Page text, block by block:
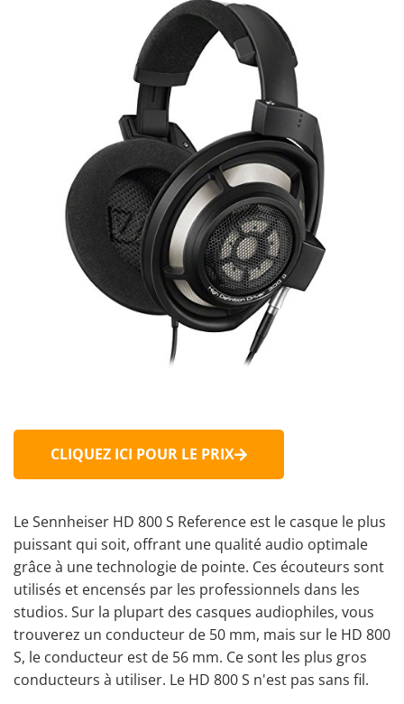
CLIQUEZ ICI POUR LE PRIX
Le Sennheiser HD 800 S Reference est le casque le plus
puissant qui soit, offrant une qualité audio optimale
grâce à une technologie de pointe. Ces écouteurs sont
utilisés et encensés par les professionnels dans les
studios. Sur la plupart des casques audiophiles, vous
trouverez un conducteur de 50 mm, mais sur le HD 800
S, le conducteur est de 56 mm. Ce sont les plus gros
conducteurs à utiliser. Le HD 800 S n'est pas sans fil.